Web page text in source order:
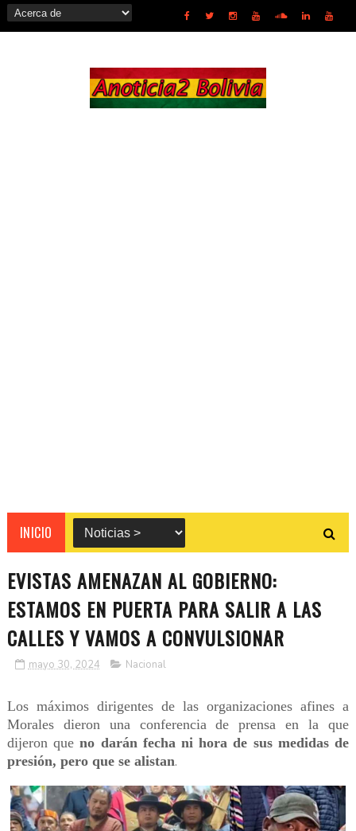
INICIO
EVISTAS AMENAZAN AL GOBIERNO:
ESTAMOS EN PUERTA PARA SALIR A LAS
CALLES Y VAMOS A CONVULSIONAR
mayo 30, 2024 Nacional
Los máximos dirigentes de las organizaciones afines a
Morales dieron una conferencia de prensa en la que
dijeron queno darán fecha ni hora de sus medidas de
presión, pero que se alistan.